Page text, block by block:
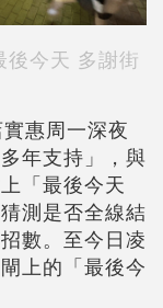
後今天 多謝街
惠周一深夜
年支持」，與
「最後今天
測是否全線結
數。至今日凌
上的「最後今